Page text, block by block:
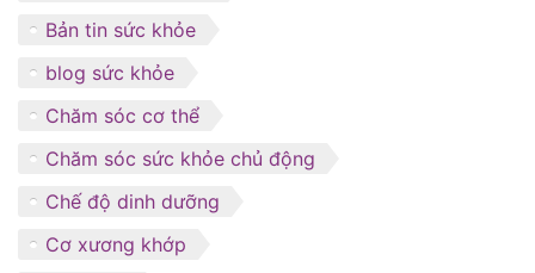
Bản tin sức khỏe
blog sức khỏe
Chăm sóc cơ thể
Chăm sóc sức khỏe chủ động
Chế độ dinh dưỡng
Cơ xương khớp